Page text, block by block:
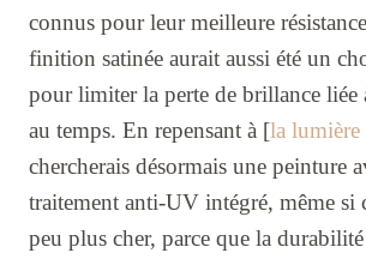
connus pour leur meilleure
finition satinée aurait aussi été un
pour limiter la perte de brillance liée
au temps. En repensant à [la
chercherais désormais une peinture
traitement anti-UV intégré, même si
peu plus cher, parce que la